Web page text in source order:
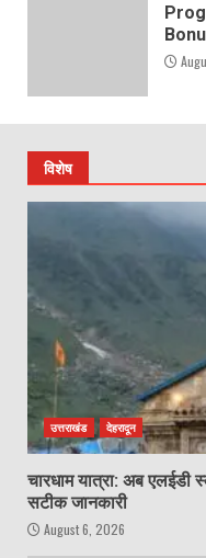
विशेष
उत्तराखंड देहरादून
चारधाम यात्रा: अब एलईडी
सटीक जानकारी
August 6, 2026